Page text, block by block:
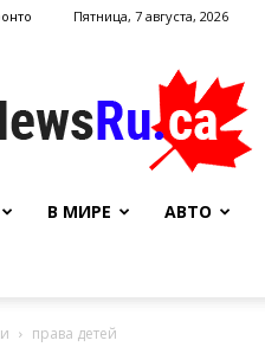
Пятница, 7 августа, 2026
NewsRu.Ca
В МИРЕ АВТО
права детей